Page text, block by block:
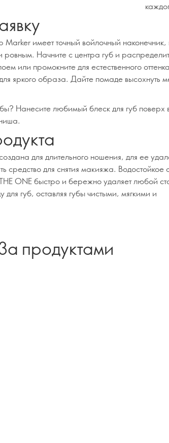
имеет точный войлочный наконечник,
ровным. Начните с центра губ и
или промокните для естественного
яркого образа. Дайте помаде высохнуть
Нанесите любимый блеск для губ поверх
для длительного ношения, для ее
средство для снятия макияжа. Водостойкое
ONE быстро и бережно удаляет любой
губ, оставляя губы чистыми, мягкими и
продуктами